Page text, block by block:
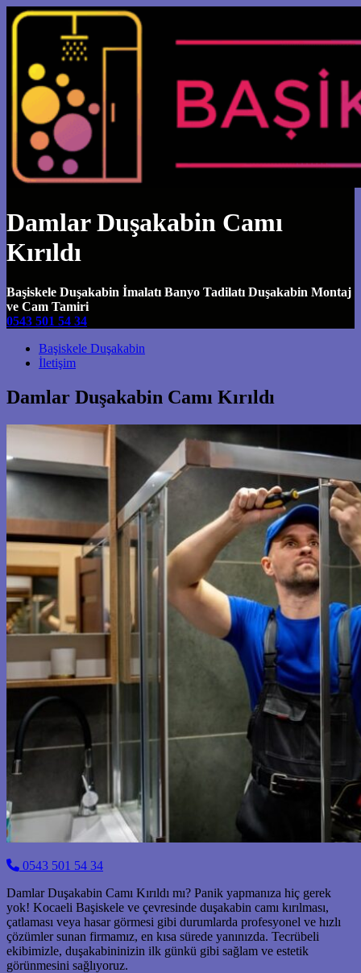
Damlar Duşakabin Camı
Kırıldı
Başiskele Duşakabin İmalatı Banyo Tadilatı Duşakabin Montaj
ve Cam Tamiri
0543 501 54 34
Main Navigation
Başiskele Duşakabin
İletişim
Damlar Duşakabin Camı Kırıldı
0543 501 54 34
Damlar Duşakabin Camı Kırıldı mı? Panik yapmanıza hiç gerek
yok! Kocaeli Başiskele ve çevresinde duşakabin camı kırılması,
çatlaması veya hasar görmesi gibi durumlarda profesyonel ve hızlı
çözümler sunan firmamız, en kısa sürede yanınızda. Tecrübeli
ekibimizle, duşakabininizin ilk günkü gibi sağlam ve estetik
görünmesini sağlıyoruz.